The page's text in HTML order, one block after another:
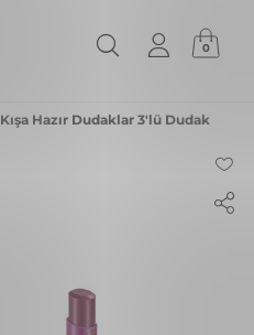
0
Kışa Hazır Dudaklar 3'lü Dudak